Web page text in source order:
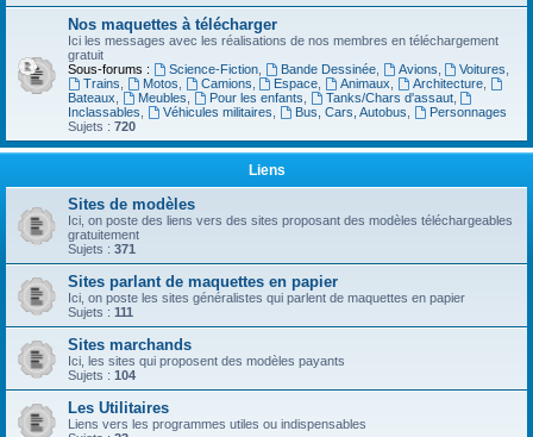
Nos maquettes à télécharger
Ici les messages avec les réalisations de nos membres en téléchargement
gratuit
Sous-forums :
Science-Fiction, Bande Dessinée, Avions Voitures
Trains
Motos Camions Espace Animaux Architecture
Bateaux
Meubles Pour les enfants Tanks/Chars d'assaut,
Inclassables
Véhicules militaires Bus, Cars, Autobus
Personnages
Sujets : 720
Liens
Sites de modèles
Ici, on poste des liens vers des sites proposant des modèles téléchargeables
gratuitement
Sujets : 371
Sites parlant de maquettes en papier
Ici, on poste les sites généralistes qui parlent de maquettes en papier
Sujets : 111
Sites marchands
Ici, les sites qui proposent des modèles payants
Sujets : 104
Les Utilitaires
Liens vers les programmes utiles ou indispensables